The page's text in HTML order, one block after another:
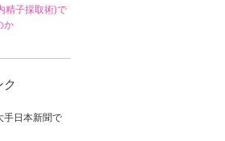
精子採取術)で
か
手日本新聞で